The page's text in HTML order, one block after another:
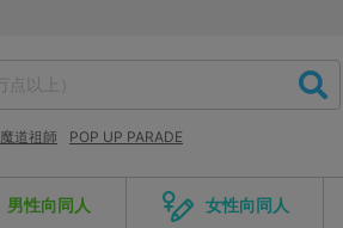
魔道祖師 POP UP PARADE
男性向同人 女性向同人